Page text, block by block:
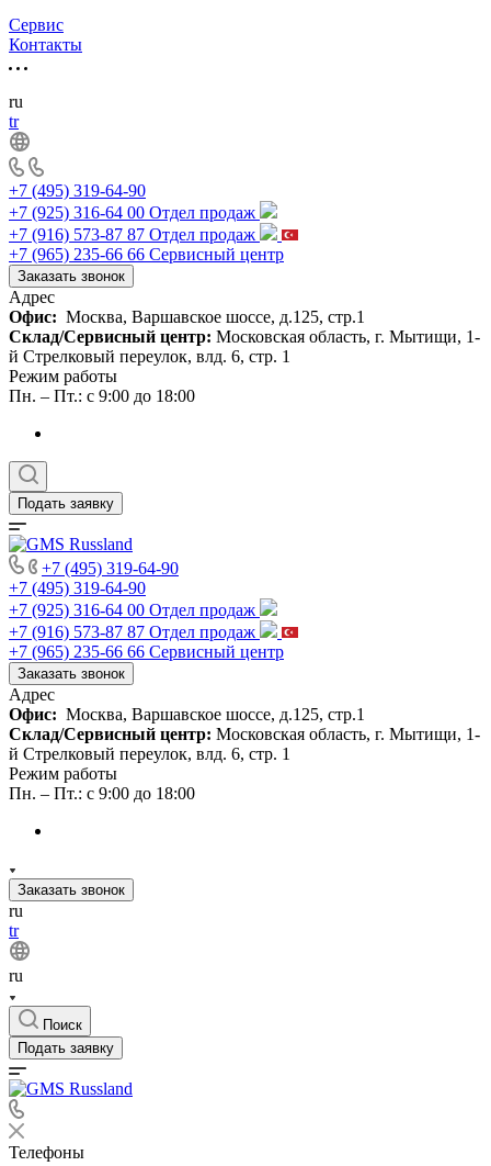
Сервис
Контакты
ru
tr
+7 (495) 319-64-90
+7 (925) 316-64 00 Отдел продаж
+7 (916) 573-87 87 Отдел продаж
+7 (965) 235-66 66 Сервисный центр
Заказать звонок
Адрес
Офис: Москва, Варшавское шоссе, д.125, стр.1
Склад/Сервисный центр: Московская область, г. Мытищи, 1-
й Стрелковый переулок, влд. 6, стр. 1
Режим работы
Пн. – Пт.: с 9:00 до 18:00
Подать заявку
+7 (495) 319-64-90
+7 (495) 319-64-90
+7 (925) 316-64 00 Отдел продаж
+7 (916) 573-87 87 Отдел продаж
+7 (965) 235-66 66 Сервисный центр
Заказать звонок
Адрес
Офис: Москва, Варшавское шоссе, д.125, стр.1
Склад/Сервисный центр: Московская область, г. Мытищи, 1-
й Стрелковый переулок, влд. 6, стр. 1
Режим работы
Пн. – Пт.: с 9:00 до 18:00
Заказать звонок
ru
tr
ru
Поиск
Подать заявку
Телефоны